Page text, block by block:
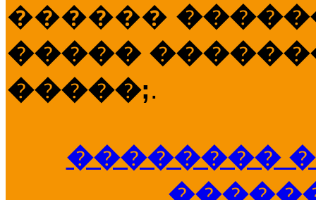
������
�����
�����;.
��������